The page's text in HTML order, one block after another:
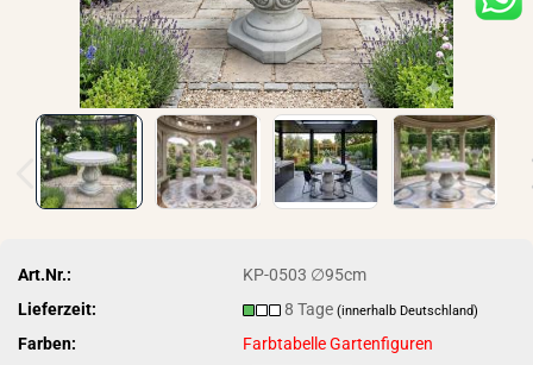
Art.Nr.:
KP-0503 ∅95cm
Lieferzeit:
8 Tage(innerhalb Deutschland)
Farben:
Farbtabelle Gartenfiguren